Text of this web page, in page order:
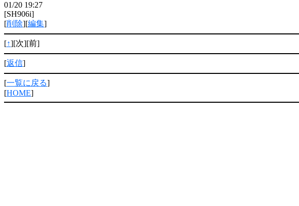
01/20 19:27
[SH906i]
[削除][編集]
[↑][次][前]
[返信]
[一覧に戻る]
[HOME]